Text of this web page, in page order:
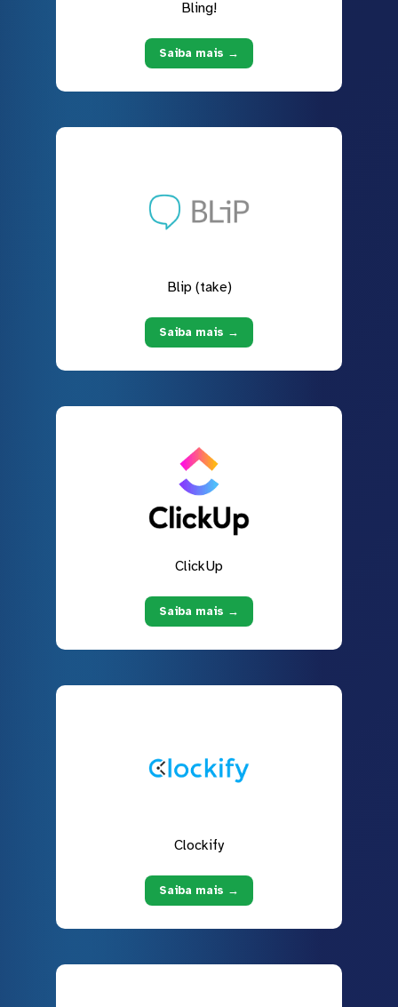
Bling!
Saiba mais →
Blip (take)
Saiba mais →
ClickUp
Saiba mais →
Clockify
Saiba mais →